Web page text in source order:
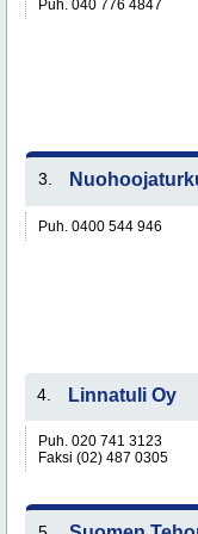
Puh. 040 776 4847
3.
Puh. 0400 544 946
4. Linnatuli Oy
Puh. 020 741 3123
Faksi (02) 487 0305